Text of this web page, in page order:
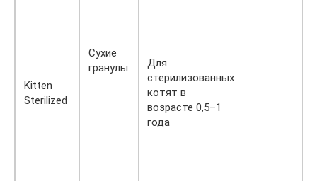
Kitten
Sterilized
Сухие
гранулы
Для
стерилизованных
котят в
возрасте 0,5–1
года